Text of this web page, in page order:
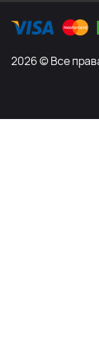
2026 © Все